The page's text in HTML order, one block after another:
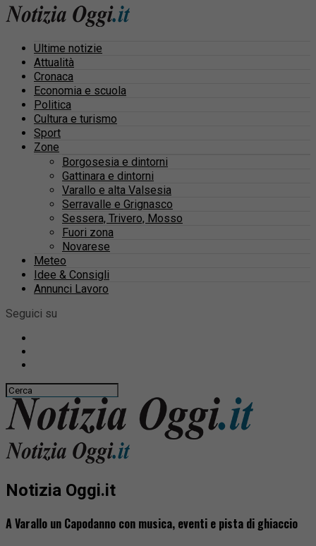
Ultime notizie
Attualità
Cronaca
Economia e scuola
Politica
Cultura e turismo
Sport
Zone
Borgosesia e dintorni
Gattinara e dintorni
Varallo e alta Valsesia
Serravalle e Grignasco
Sessera, Trivero, Mosso
Fuori zona
Novarese
Meteo
Idee & Consigli
Annunci Lavoro
Seguici su
Notizia Oggi.it
A Varallo un Capodanno con musica, eventi e pista di ghiaccio